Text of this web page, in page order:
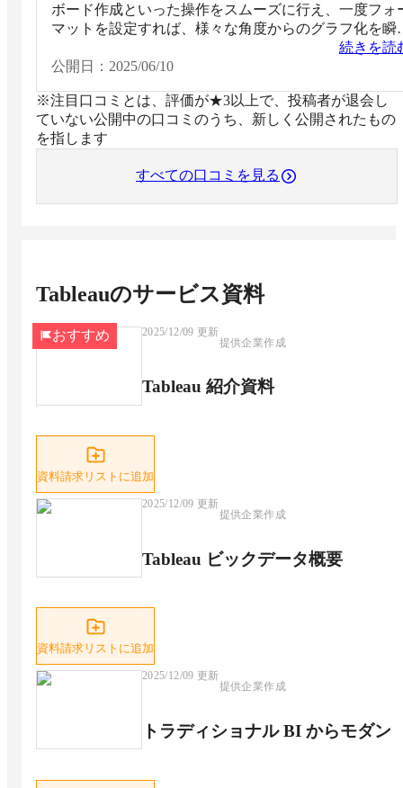
ボード作成といった操作をスムーズに行え、一度フォ
マットを設定すれば、様々な角度からのグラフ化を瞬
に実行できる点が大きな特徴です。これにより、デー
の多角的な解釈と可視化を迅速に行え、データに基づ
続きを読
公開日： 2025/06/10
※注目口コミとは、評価が★3以上で、投稿者が退会し
ていない公開中の口コミのうち、新しく公開されたもの
を指します
すべての口コミを見る
Tableauのサービス資料
おすすめ 2025/12/09 更新
提供企業作成
Tableau 紹介資料
資料請求リストに追加
2025/12/09 更新
提供企業作成
Tableau ビックデータ概要
資料請求リストに追加
2025/12/09 更新
提供企業作成
トラディショナル BI からモダ